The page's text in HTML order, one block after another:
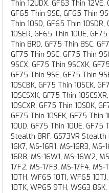
Thin 12UDX, GF63 Thin
GF65 Thin 9SE, GF65 Thin
Thin 10SD, GF65 Thin
10SER, GF65 Thin 10UE,
Thin 8RD, GF75 Thin 8SC,
GF75 Thin 9SC, GF75 Thin
9SCX, GF75 Thin 9SCXK,
GF75 Thin 9SE, GF75 Thin
10SCBK, GF75 Thin 10SCK,
10SCSXK, GF75 Thin
10SCXR, GF75 Thin 10SDK,
GF75 Thin 10SEK, GF75 Thin
10UD, GF75 Thin 10UE, GF75
Stealth 8RF, GS73VR Stealth
16K7, MS-16R1, MS-16R3,
16R8, MS-16W1, MS-16W2,
17F2, MS-17F3, MS-17F4,
10TH, WF65 10TI, WF65
10TK, WP65 9TH, WS63